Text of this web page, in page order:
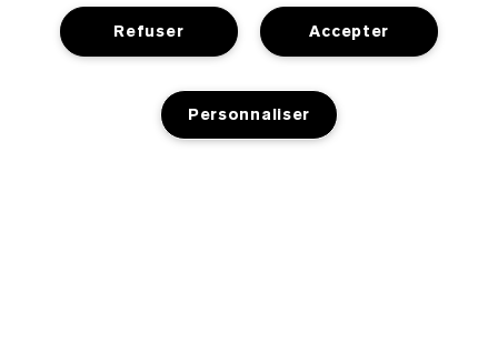
Informations de livraison
Informations d’entreprise
Acheter
Offres Spéciales
Trouver un magasin
Confidentialité Et Conditions Générales
Politique de confidentialité
Accepter
Refuser
Personnaliser